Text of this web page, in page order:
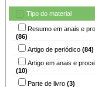
Tipo do material
Resumo em anais e
(86)
Artigo de periódico (84)
Artigo em anais e
(10)
Parte de livro (3)